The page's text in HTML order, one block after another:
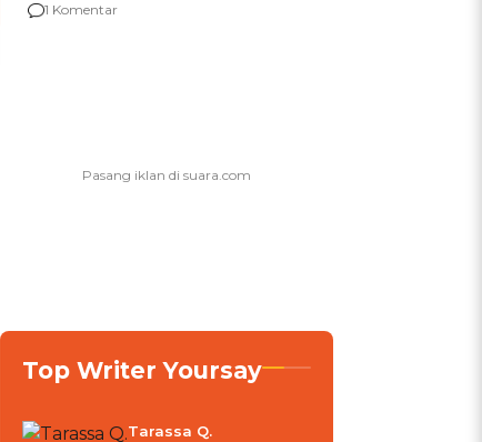
agar Dana Tidak Hangus!
1 Komentar
Top Writer Yoursay
Tarassa Q.